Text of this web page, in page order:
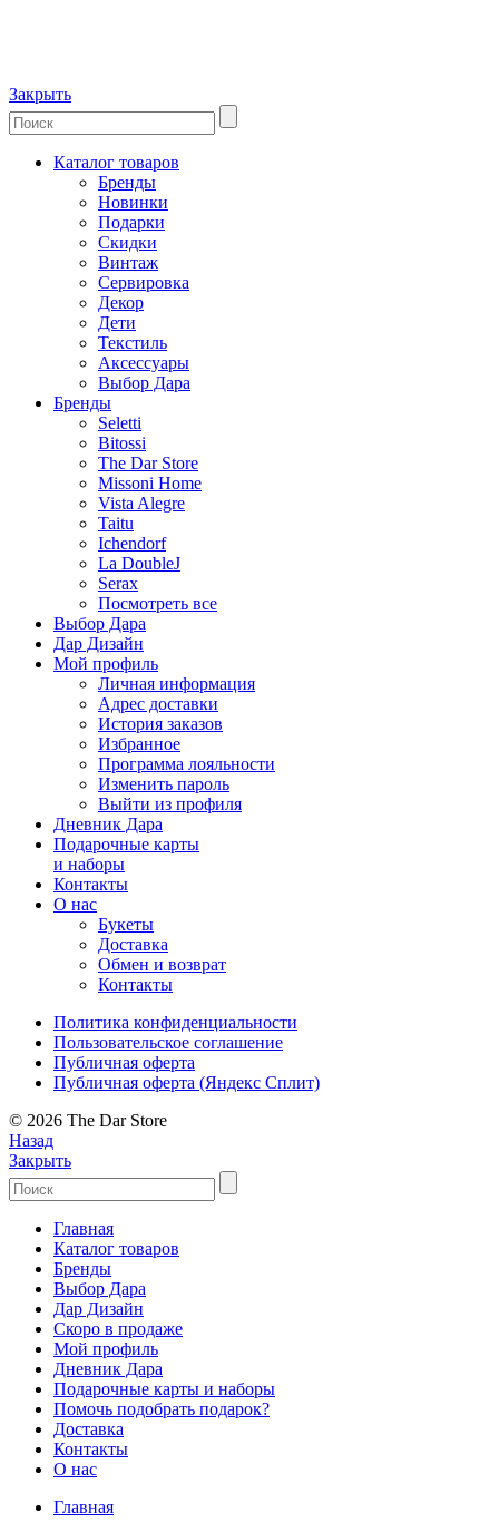
Закрыть
Каталог товаров
Бренды
Новинки
Подарки
Скидки
Винтаж
Сервировка
Декор
Дети
Текстиль
Аксессуары
Выбор Дара
Бренды
Seletti
Bitossi
The Dar Store
Missoni Home
Vista Alegre
Taitu
Ichendorf
La DoubleJ
Serax
Посмотреть все
Выбор Дара
Дар Дизайн
Мой профиль
Личная информация
Адрес доставки
История заказов
Избранное
Программа лояльности
Изменить пароль
Выйти из профиля
Дневник Дара
Подарочные карты
и наборы
Контакты
О нас
Букеты
Доставка
Обмен и возврат
Контакты
Политика конфиденциальности
Пользовательское соглашение
Публичная оферта
Публичная оферта (Яндекс Сплит)
© 2026 The Dar Store
Назад
Закрыть
Главная
Каталог товаров
Бренды
Выбор Дара
Дар Дизайн
Скоро в продаже
Мой профиль
Дневник Дара
Подарочные карты и наборы
Помочь подобрать подарок?
Доставка
Контакты
О нас
Главная